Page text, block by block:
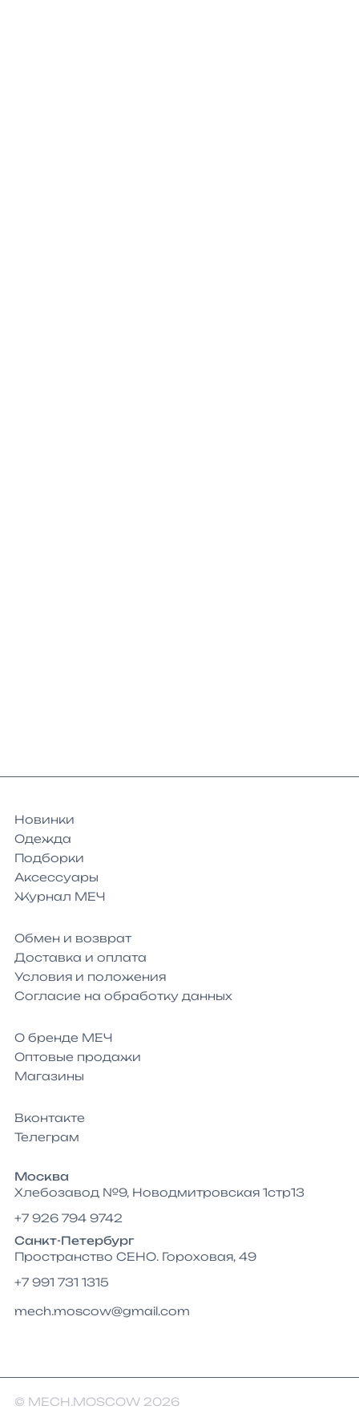
Новинки
Одежда
Подборки
Аксессуары
Журнал МЕЧ
Обмен и возврат
Доставка и оплата
Условия и положения
Согласие на обработку данных
О бренде МЕЧ
Оптовые продажи
Магазины
Вконтакте
Телеграм
Москва
Хлебозавод №9, Новодмитровская 1стр13
+7 926 794 9742
Санкт-Петербург
Пространство СЕНО. Гороховая, 49
+7 991 731 1315
mech.moscow@gmail.com
© MECH.MOSCOW 2026